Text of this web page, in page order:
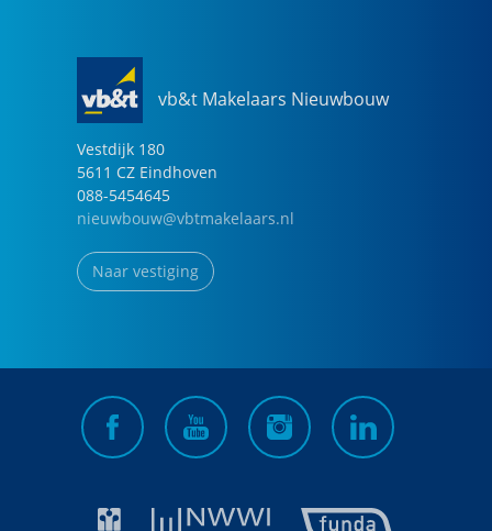
vb&t Makelaars Nieuwbouw
Vestdijk 180
5611 CZ Eindhoven
088-5454645
nieuwbouw@vbtmakelaars.nl
Naar vestiging